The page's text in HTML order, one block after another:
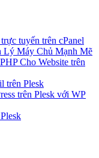
tuyến trên cPanel
Lý Máy Chủ Mạnh Mẽ
Cho Website trên
trên Plesk
trên Plesk với WP